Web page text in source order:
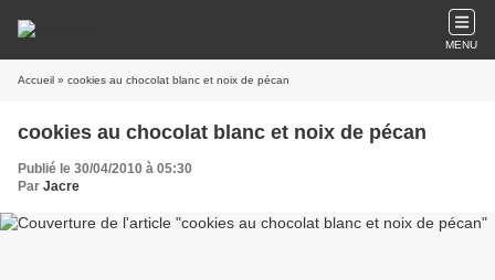
MENU
Accueil » cookies au chocolat blanc et noix de pécan
cookies au chocolat blanc et noix de pécan
Publié le 30/04/2010 à 05:30
Par Jacre